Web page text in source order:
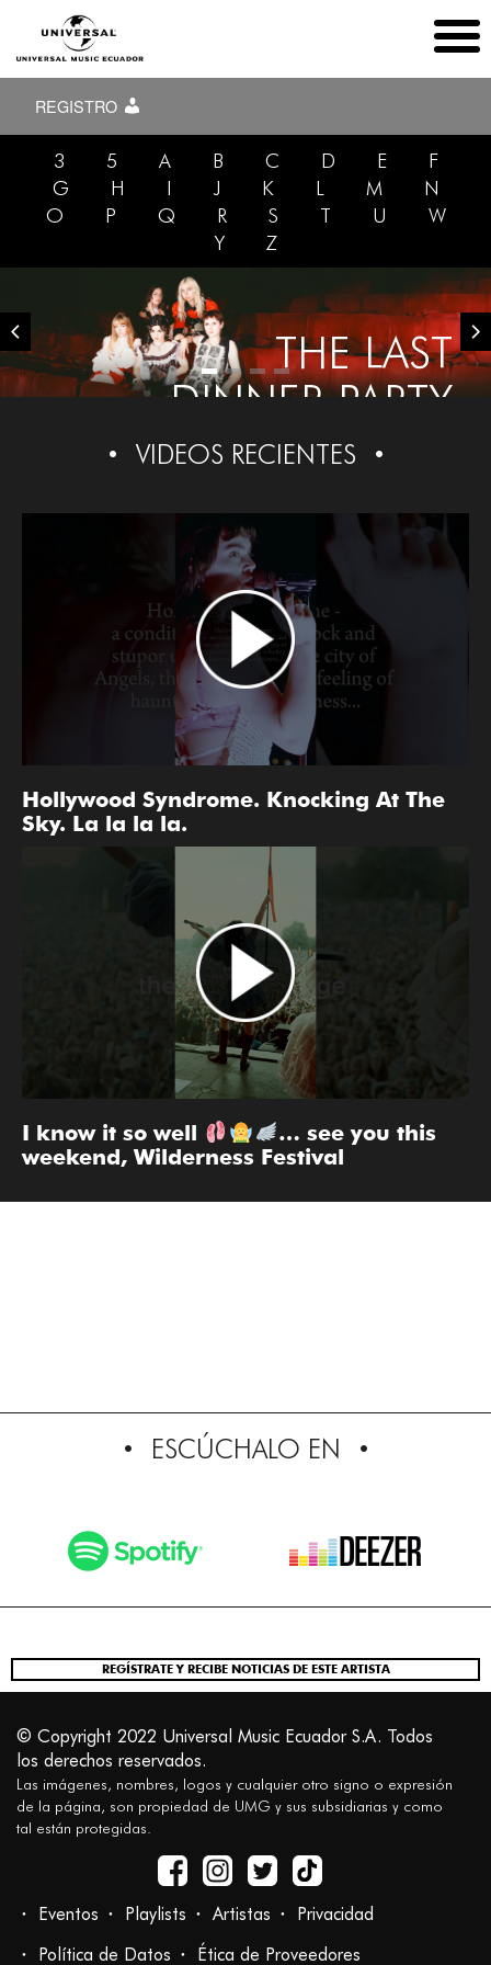
REGISTRO
3 5 A B C D E
F
G
H I J K L M
N
O
P Q R S T U
W
Y
Z
THE LAST
DINNER PARTY
VIDEOS RECIENTES
Hollywood Syndrome. Knocking At The
Sky. La la la la.
I know it so well
… see you this
weekend, Wilderness Festival
ESCÚCHALO EN
REGÍSTRATE Y RECIBE NOTICIAS DE ESTE ARTISTA
© Copyright 2022 Universal Music Ecuador S.A. Todos
los derechos reservados.
Las imágenes, nombres, logos y cualquier otro signo o expresión
de la página, son propiedad de UMG y sus subsidiarias y como
tal están protegidas.
Eventos Playlists Artistas
Privacidad
Política de Datos
Ética de Proveedores